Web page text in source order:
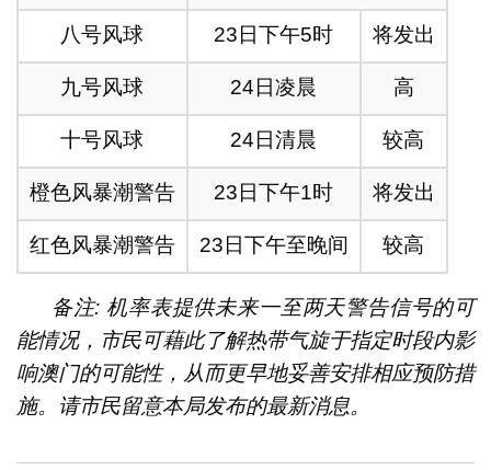
八号风球 23日下午5时 将发出
九号风球 24日凌晨 高
十号风球 24日清晨 较高
橙色风暴潮警告 23日下午1时 将发出
红色风暴潮警告 23日下午至晚间 较高
备注: 机率表提供未来一至两天警告信号的可
能情况，市民可藉此了解热带气旋于指定时段内影
响澳门的可能性，从而更早地妥善安排相应预防措
施。请市民留意本局发布的最新消息。